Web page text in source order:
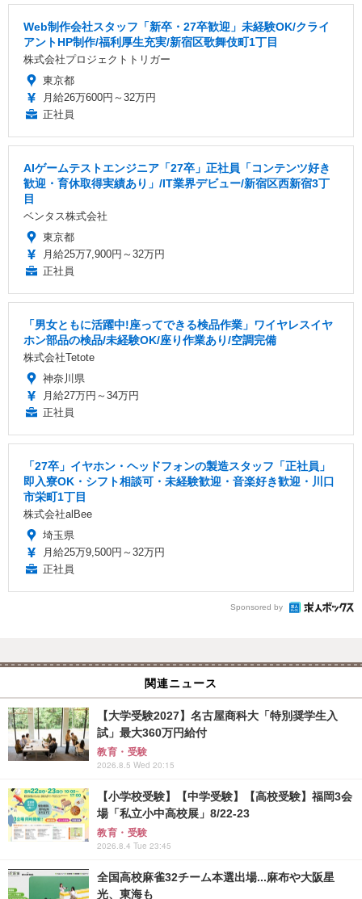
Web制作会社スタッフ「新卒・27卒歓迎」未経験OK/クライ
アントHP制作/福利厚生充実/新宿区歌舞伎町1丁目
株式会社プロジェクトトリガー
東京都
月給26万600円～32万円
正社員
AIゲームテストエンジニア「27卒」正社員「コンテンツ好き
歓迎・育休取得実績あり」/IT業界デビュー/新宿区西新宿3丁
目
ベンタス株式会社
東京都
月給25万7,900円～32万円
正社員
「男女ともに活躍中!座ってできる検品作業」ワイヤレスイヤ
ホン部品の検品/未経験OK/座り作業あり/空調完備
株式会社Tetote
神奈川県
月給27万円～34万円
正社員
「27卒」イヤホン・ヘッドフォンの製造スタッフ「正社員」
即入寮OK・シフト相談可・未経験歓迎・音楽好き歓迎・川口
市栄町1丁目
株式会社alBee
埼玉県
月給25万9,500円～32万円
正社員
Sponsored by
関連ニュース
【大学受験2027】名古屋商科大「特別奨学生入
試」最大360万円給付
教育・受験
2026.8.5 Wed 20:15
【小学校受験】【中学受験】【高校受験】福岡3会
場「私立小中高校展」8/22-23
教育・受験
2026.8.4 Tue 23:45
全国高校麻雀32チーム本選出場...麻布や大阪星
光、東海も